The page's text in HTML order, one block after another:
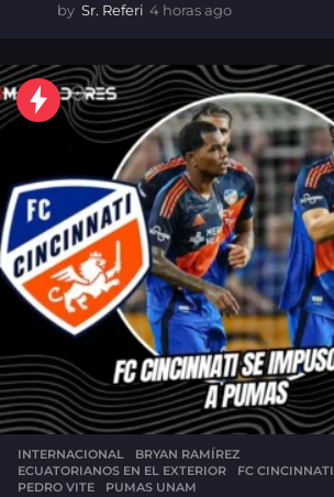
by Sr. Referi 4 horas ago
r
a
s
a
g
o
INTERNACIONAL BRYAN RAMÍREZ
ECUATORIANOS EN EL EXTERIOR
,FC CINCINNATI
PEDRO VITE
,PUMAS UNAM